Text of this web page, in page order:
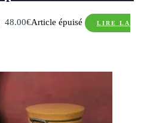
48.00€Article épuisé LIRE LA